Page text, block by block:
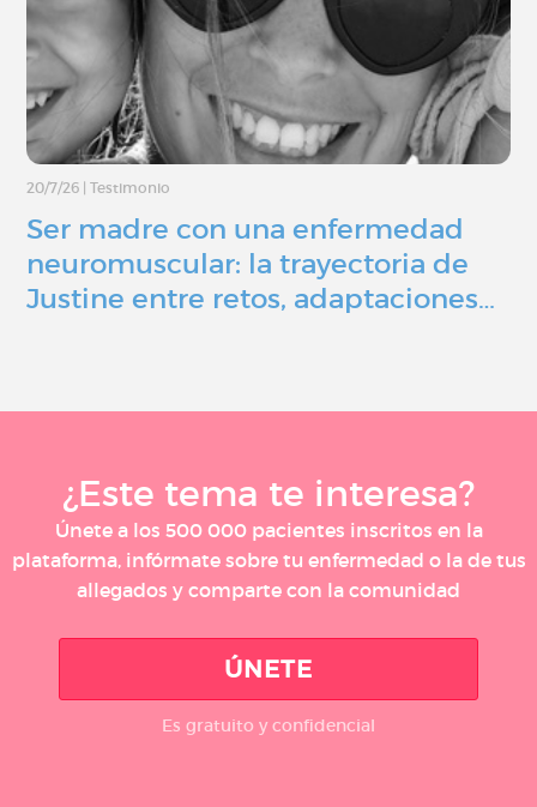
20/7/26 Testimonio
Ser madre con una enfermedad
neuromuscular: la trayectoria de
Justine entre retos, adaptaciones…
¿Este tema te interesa?
Únete a los 500 000 pacientes inscritos en la
plataforma, infórmate sobre tu enfermedad o la de tus
allegados y comparte con la comunidad
ÚNETE
Es gratuito y confidencial